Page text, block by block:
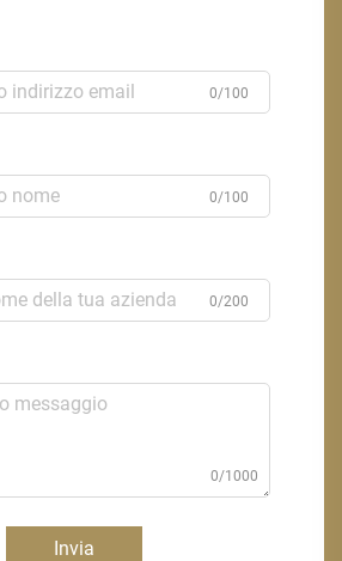
0/100
0/100
0/200
0/1000
Invia